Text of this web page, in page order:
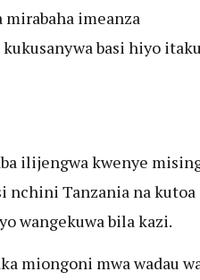
mirabaha imeanza
basi hiyo
ilijengwa kwenye
nchini Tanzania na kutoa
wangekuwa bila kazi.
miongoni mwa wadau